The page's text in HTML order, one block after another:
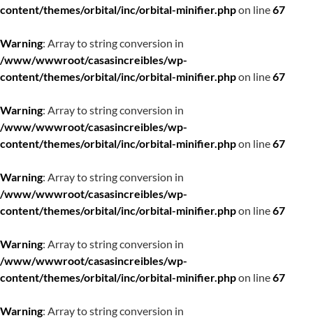
content/themes/orbital/inc/orbital-minifier.phpon line67
Warning: Array to string conversion in
/www/wwwroot/casasincreibles/wp-
content/themes/orbital/inc/orbital-minifier.phpon line67
Warning: Array to string conversion in
/www/wwwroot/casasincreibles/wp-
content/themes/orbital/inc/orbital-minifier.phpon line67
Warning: Array to string conversion in
/www/wwwroot/casasincreibles/wp-
content/themes/orbital/inc/orbital-minifier.phpon line67
Warning: Array to string conversion in
/www/wwwroot/casasincreibles/wp-
content/themes/orbital/inc/orbital-minifier.phpon line67
Warning: Array to string conversion in